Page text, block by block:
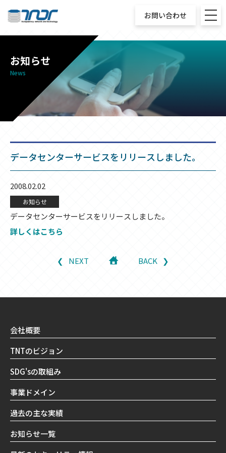
お問い合わせ
お知らせ
News
データセンターサービスをリリースしました。
2008.02.02
お知らせ
データセンターサービスをリリースしました。
詳しくはこちら
NEXT BACK
会社概要
TNTのビジョン
SDG'sの取組み
事業ドメイン
過去の主な実績
お知らせ一覧